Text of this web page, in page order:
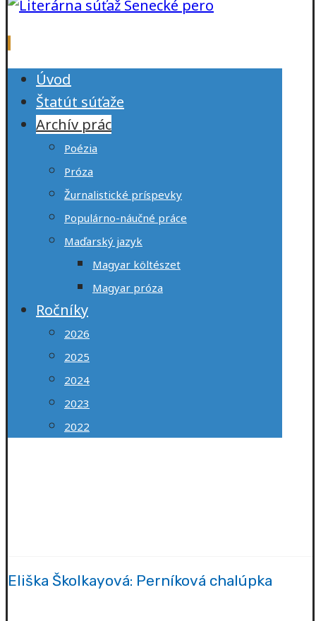
Úvod
Štatút súťaže
Archív prác
Poézia
Próza
Žurnalistické príspevky
Populárno-náučné práce
Maďarský jazyk
Magyar költészet
Magyar próza
Ročníky
2026
2025
2024
2023
2022
Eliška Školkayová: Perníková chalúpka